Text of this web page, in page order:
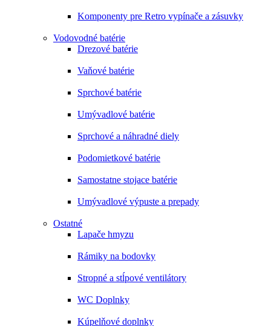
Komponenty pre Retro vypínače a zásuvky
Vodovodné batérie
Drezové batérie
Vaňové batérie
Sprchové batérie
Umývadlové batérie
Sprchové a náhradné diely
Podomietkové batérie
Samostatne stojace batérie
Umývadlové výpuste a prepady
Ostatné
Lapače hmyzu
Rámiky na bodovky
Stropné a stĺpové ventilátory
WC Doplnky
Kúpelňové doplnky